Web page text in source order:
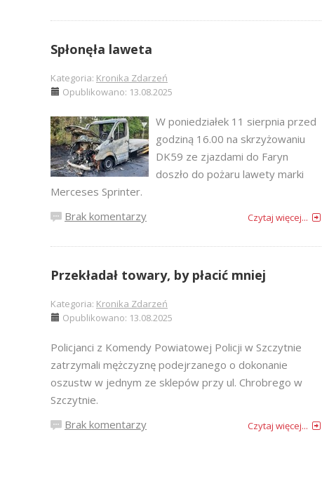
Spłonęła laweta
Kategoria: Kronika Zdarzeń
Opublikowano: 13.08.2025
W poniedziałek 11 sierpnia przed
godziną 16.00 na skrzyżowaniu
DK59 ze zjazdami do Faryn
doszło do pożaru lawety marki
Merceses Sprinter.
Brak komentarzy
Czytaj więcej...
Przekładał towary, by płacić mniej
Kategoria: Kronika Zdarzeń
Opublikowano: 13.08.2025
Policjanci z Komendy Powiatowej Policji w Szczytnie
zatrzymali mężczyznę podejrzanego o dokonanie
oszustw w jednym ze sklepów przy ul. Chrobrego w
Szczytnie.
Brak komentarzy
Czytaj więcej...